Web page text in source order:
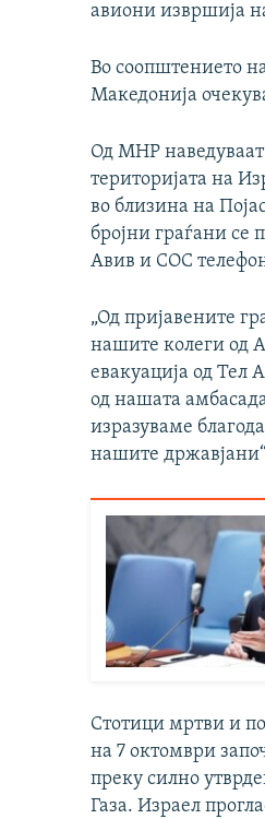
авиони извршија
Во соопштението
Македонија
Од МНР
територијата на
во близина на
бројни граѓани се
Авив и СОС
„Од пријавените
нашите колеги од
евакуација од Тел
од нашата
изразуваме
нашите
Стотици мртви и
на 7 октомври
преку силно
Газа. Израел